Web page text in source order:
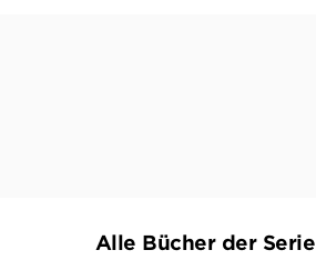
Alle Bücher der Serie